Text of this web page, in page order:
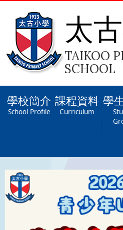
太
TAIKOO
SCHOOL
學校簡介
School Profile
課程資料
Curriculum
學